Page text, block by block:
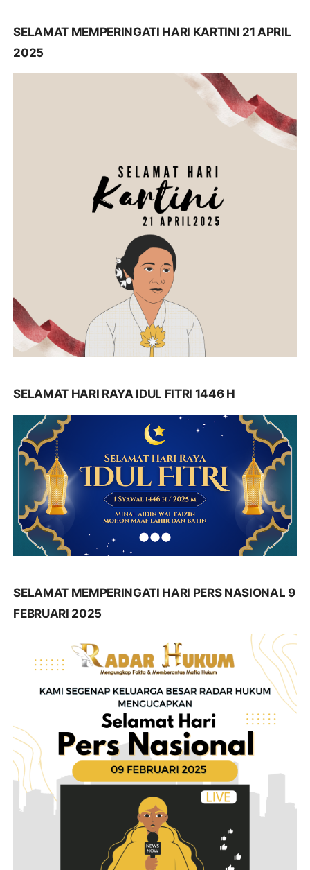
SELAMAT MEMPERINGATI HARI KARTINI 21 APRIL
2025
SELAMAT HARI RAYA IDUL FITRI 1446 H
SELAMAT MEMPERINGATI HARI PERS NASIONAL 9
FEBRUARI 2025